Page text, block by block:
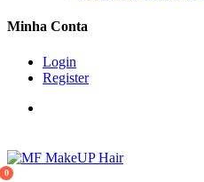
Minha Conta
Login
Register
0